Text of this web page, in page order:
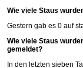
Wie viele Staus
Gestern gab es 0 auf
Wie viele Staus
gemeldet?
In den letzten sieben